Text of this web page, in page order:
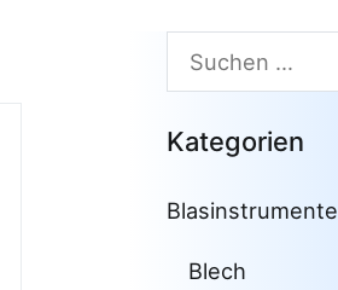
Suchen
nach:
Kategorien
Blasinstrumente
Blech